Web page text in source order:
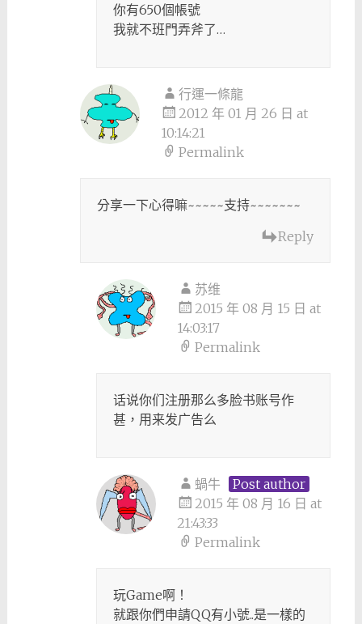
你有650個帳號
我就不班門弄斧了…
行運一條龍
2012 年 01 月 26 日 at
10:14:21
Permalink
分享一下心得嘛~~~~~支持~~~~~~~
Reply
苏维
2015 年 08 月 15 日 at
14:03:17
Permalink
话说你们注册那么多脸书账号作
甚，用来发广告么
蝸牛
Post author
2015 年 08 月 16 日 at
21:43:33
Permalink
玩Game啊！
就跟你們申請QQ有小號..是一樣的